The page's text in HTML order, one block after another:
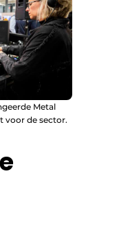
Metal
voor de sector.